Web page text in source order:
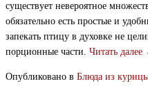
существует невероятное
обязательно есть простые и
запекать птицу в духовке не
порционные части. Читать далее
Опубликовано в Блюда из